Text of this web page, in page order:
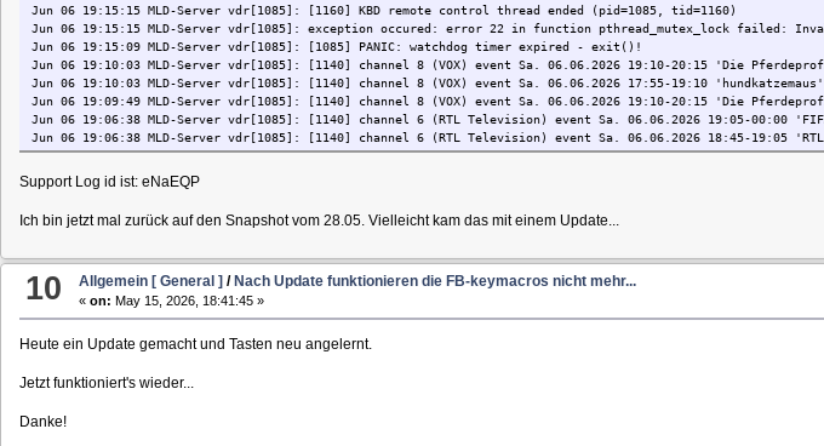
Jun 06 19:15:15 MLD-Server vdr[1085]: [1160] KBD remote control thread ended (pid=1085, tid=1160)
Jun 06 19:15:15 MLD-Server vdr[1085]: exception occured: error 22 in function pthread_mutex_lock failed:
Jun 06 19:15:09 MLD-Server vdr[1085]: [1085] PANIC: watchdog timer expired - exit()!
Jun 06 19:10:03 MLD-Server vdr[1085]: [1140] channel 8 (VOX) event Sa. 06.06.2026 19:10-20:15 'Die
Jun 06 19:10:03 MLD-Server vdr[1085]: [1140] channel 8 (VOX) event Sa. 06.06.2026 17:55-19:10
Jun 06 19:09:49 MLD-Server vdr[1085]: [1140] channel 8 (VOX) event Sa. 06.06.2026 19:10-20:15 'Die
Jun 06 19:06:38 MLD-Server vdr[1085]: [1140] channel 6 (RTL Television) event Sa. 06.06.2026 19:05-00:00
Jun 06 19:06:38 MLD-Server vdr[1085]: [1140] channel 6 (RTL Television) event Sa. 06.06.2026 18:45-19:05
Support Log id ist: eNaEQP
Ich bin jetzt mal zurück auf den Snapshot vom 28.05. Vielleicht kam das mit einem Update...
10 Allgemein [ General ] / Nach Update funktionieren die FB-keymacros nicht mehr...
«on: May 15, 2026, 18:41:45 »
Heute ein Update gemacht und Tasten neu angelernt.
Jetzt funktioniert's wieder...
Danke!